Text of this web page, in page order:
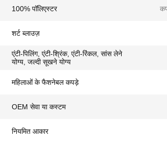
100% पॉलिएस्टर
शर्ट ब्लाउज़
एंटी-पिलिंग, एंटी-श्रिंक, एंटी-रिंकल, सांस लेने
योग्य, जल्दी सूखने योग्य
महिलाओं के फैशनेबल कपड़े
OEM सेवा या कस्टम
नियमित आकार